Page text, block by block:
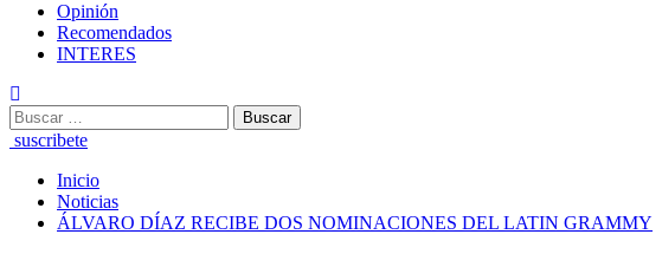
Opinión
Recomendados
INTERES
Buscar:
suscribete
Inicio
Noticias
ÁLVARO DÍAZ RECIBE DOS NOMINACIONES DEL LATIN GRAMMY